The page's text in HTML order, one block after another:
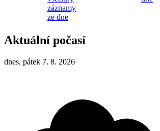
záznamy
ze dne
Aktuální počasí
dnes, pátek 7. 8. 2026